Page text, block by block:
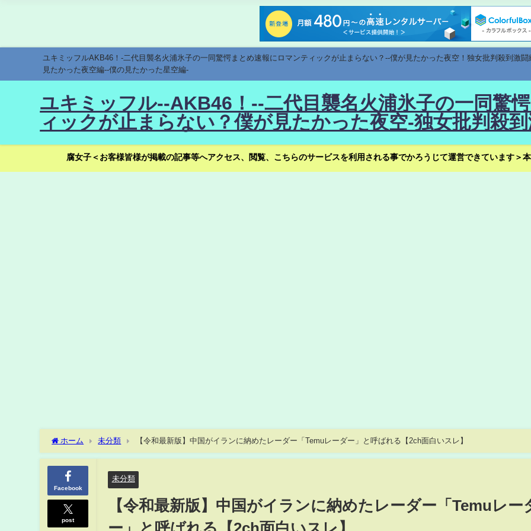
ユキミッフルAKB46！-二代目襲名火浦氷子の一同驚愕まとめ速報にロマンティックが止まらない？--僕が見たかった夜空！独女批判殺到激
見たかった夜空編--僕の見たかった星空編-
ユキミッフル--AKB46！--二代目襲名火浦氷子の一同驚
ィックが止まらない？僕が見たかった夜空-独女批判殺
腐女子＜お客様皆様が掲載の記事等へアクセス、閲覧、こちらのサービスを利用される事でかろうじて運営できています＞
ホーム 未分類 【令和最新版】中国がイランに納めたレーダー「Temuレーダー」と呼ばれる【2ch面白いスレ】
Facebook
post
未分類
【令和最新版】中国がイランに納めたレーダー「Temuレー
ー」と呼ばれる【2ch面白いスレ】